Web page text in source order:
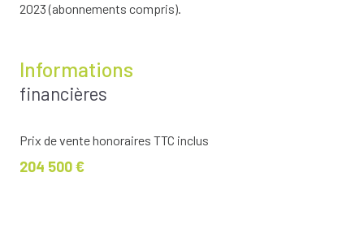
2023 (abonnements compris).
Informations
financières
Prix de vente honoraires TTC inclus
204 500 €